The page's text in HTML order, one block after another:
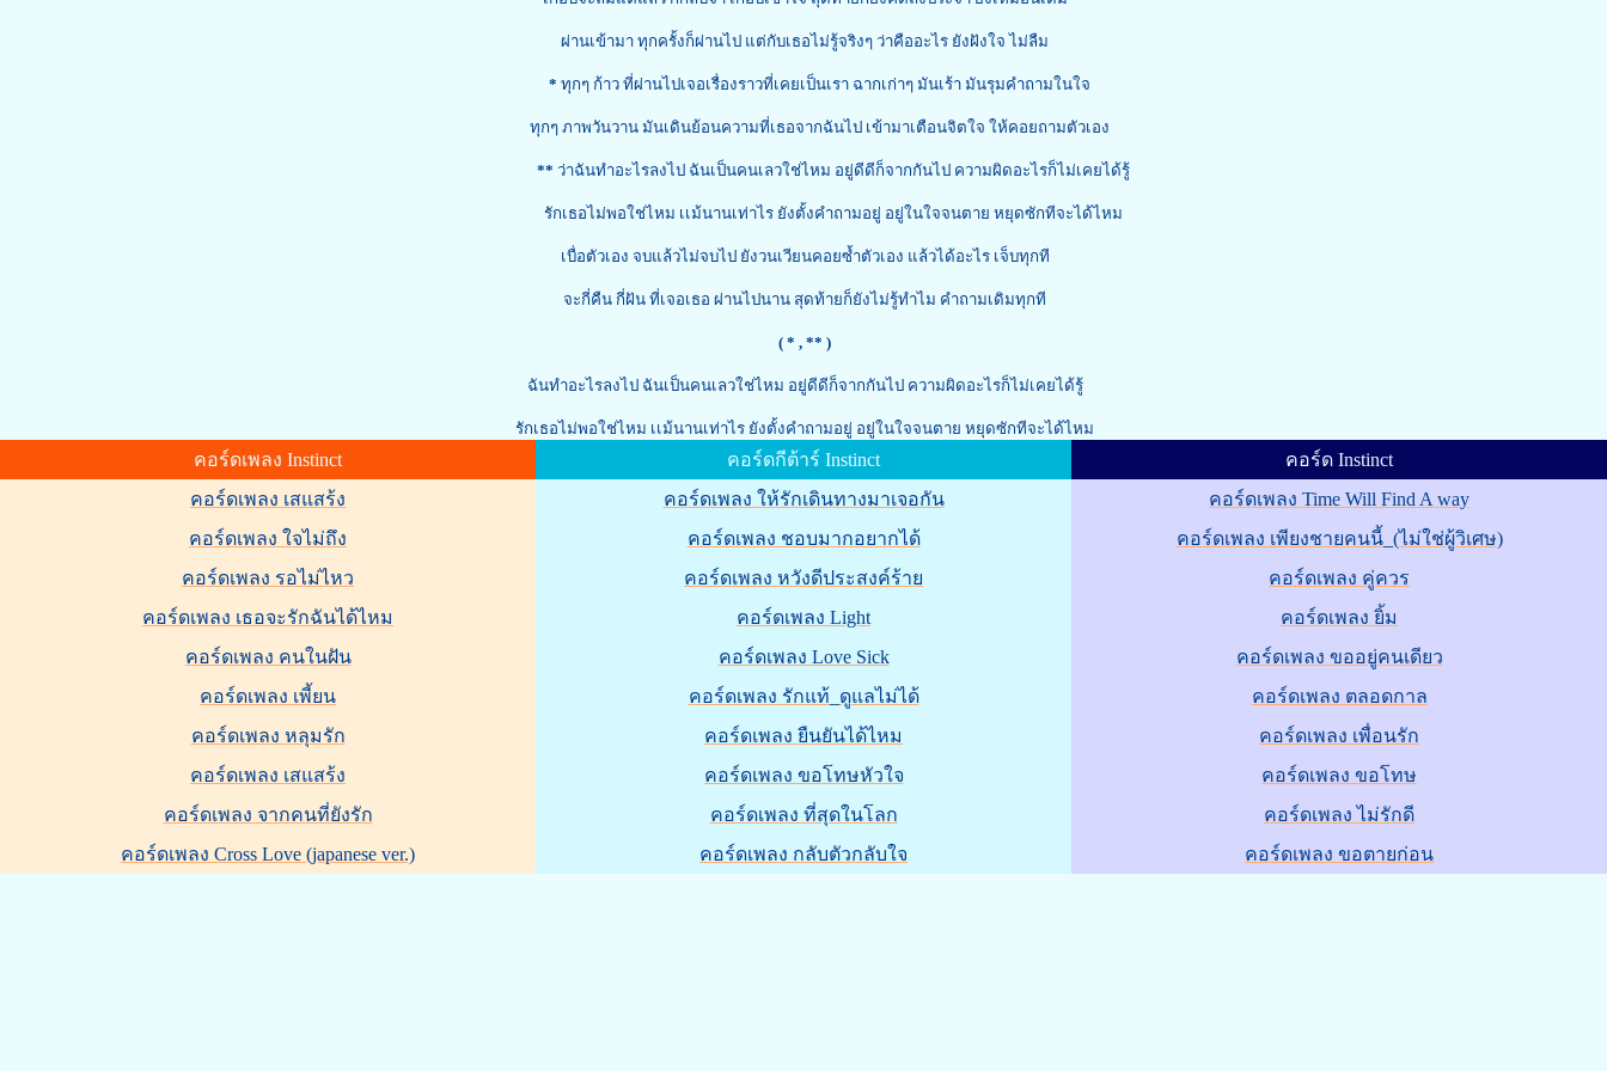
ผ่านเข้ามา ทุกครั้งก็ผ่านไป แต่กับเธอไม่รู้จริงๆ ว่าคืออะไร ยังฝังใจ ไม่ลืม
* ทุกๆ ก้าว ที่ผ่านไปเจอเรื่องราวที่เคยเป็นเรา ฉากเก่าๆ มันเร้า มันรุมคำถามในใจ
ทุกๆ ภาพวันวาน มันเดินย้อนความที่เธอจากฉันไป เข้ามาเตือนจิตใจ ให้คอยถามตัวเอง
** ว่าฉันทำอะไรลงไป ฉันเป็นคนเลวใช่ไหม อยู่ดีดีก็จากกันไป ความผิดอะไรก็ไม่เคยได้รู้
รักเธอไม่พอใช่ไหม เเม้นานเท่าไร ยังตั้งคำถามอยู่ อยู่ในใจจนตาย หยุดซักทีจะได้ไหม
เบื่อตัวเอง จบแล้วไม่จบไป ยังวนเวียนคอยซ้ำตัวเอง แล้วได้อะไร เจ็บทุกที
จะกี่คืน กี่ฝัน ที่เจอเธอ ผ่านไปนาน สุดท้ายก็ยังไม่รู้ทำไม คำถามเดิมทุกที
( * , ** )
ฉันทำอะไรลงไป ฉันเป็นคนเลวใช่ไหม อยู่ดีดีก็จากกันไป ความผิดอะไรก็ไม่เคยได้รู้
รักเธอไม่พอใช่ไหม เเม้นานเท่าไร ยังตั้งคำถามอยู่ อยู่ในใจจนตาย หยุดซักทีจะได้ไหม
คอร์ดเพลง Instinct
คอร์ดเพลง เสแสร้ง
คอร์ดเพลง ใจไม่ถึง
คอร์ดเพลง รอไม่ไหว
คอร์ดเพลง เธอจะรักฉันได้ไหม
คอร์ดเพลง คนในฝัน
คอร์ดเพลง เพี้ยน
คอร์ดเพลง หลุมรัก
คอร์ดเพลง เสแสร้ง
คอร์ดเพลง จากคนที่ยังรัก
คอร์ดเพลง Cross Love (japanese ver.)
คอร์ดกีต้าร์ Instinct
คอร์ดเพลง ให้รักเดินทางมาเจอกัน
คอร์ดเพลง ชอบมากอยากได้
คอร์ดเพลง หวังดีประสงค์ร้าย
คอร์ดเพลง Light
คอร์ดเพลง Love Sick
คอร์ดเพลง รักแท้_ดูแลไม่ได้
คอร์ดเพลง ยืนยันได้ไหม
คอร์ดเพลง ขอโทษหัวใจ
คอร์ดเพลง ที่สุดในโลก
คอร์ดเพลง กลับตัวกลับใจ
คอร์ด Instinct
คอร์ดเพลง Time Will Find A way
คอร์ดเพลง เพียงชายคนนี้_(ไม่ใช่ผู้วิเศษ)
คอร์ดเพลง คู่ควร
คอร์ดเพลง ยิ้ม
คอร์ดเพลง ขออยู่คนเดียว
คอร์ดเพลง ตลอดกาล
คอร์ดเพลง เพื่อนรัก
คอร์ดเพลง ขอโทษ
คอร์ดเพลง ไม่รักดี
คอร์ดเพลง ขอตายก่อน